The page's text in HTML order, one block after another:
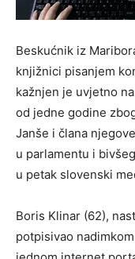
Beskućnik iz
knjižnici pisanjem
kažnjen je uvjetno
od jedne godine
Janše i člana
u parlamentu i
u petak slovenski
Boris Klinar (62),
potpisivao